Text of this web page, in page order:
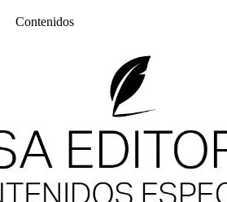
Contenidos